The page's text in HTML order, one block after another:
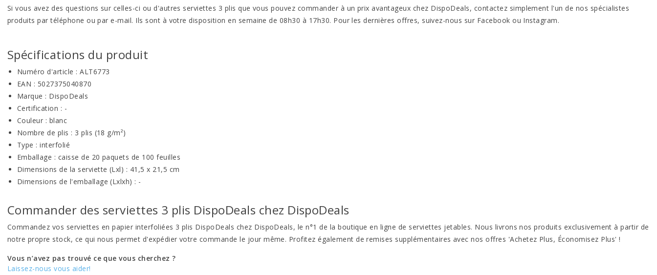
Si vous avez des questions sur celles-ci ou d'autres serviettes 3 plis que vous pouvez commander à un prix avantageux chez DispoDeals, contactez simplement l'un de nos spécialistes
produits par téléphone ou par e-mail. Ils sont à votre disposition en semaine de 08h30 à 17h30. Pour les dernières offres, suivez-nous sur Facebook ou Instagram.
Spécifications du produit
Numéro d'article : ALT6773
EAN : 5027375040870
Marque : DispoDeals
Certification : -
Couleur : blanc
Nombre de plis : 3 plis (18 g/m²)
Type : interfolié
Emballage : caisse de 20 paquets de 100 feuilles
Dimensions de la serviette (Lxl) : 41,5 x 21,5 cm
Dimensions de l'emballage (Lxlxh) : -
Commander des serviettes 3 plis DispoDeals chez DispoDeals
Commandez vos serviettes en papier interfoliées 3 plis DispoDeals chez DispoDeals, le n°1 de la boutique en ligne de serviettes jetables. Nous livrons nos produits exclusivement à partir de
notre propre stock, ce qui nous permet d'expédier votre commande le jour même. Profitez également de remises supplémentaires avec nos offres 'Achetez Plus, Économisez Plus' !
Vous n’avez pas trouvé ce que vous cherchez ?
Laissez-nous vous aider!